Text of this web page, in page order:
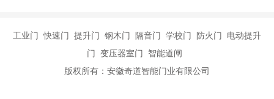
工业门 快速门 提升门 钢木门 隔音门 学校门 防火门 电动提升
门 变压器室门 智能道闸
版权所有：安徽奇道智能门业有限公司